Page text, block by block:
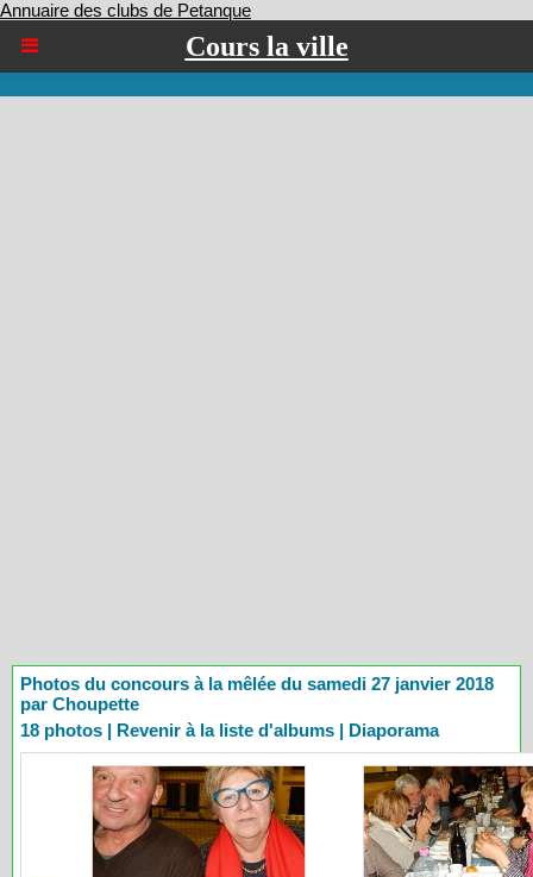
Annuaire des clubs de Petanque
Cours la ville
Photos du concours à la mêlée du samedi 27 janvier 2018
par Choupette
18 photos | Revenir à la liste d'albums | Diaporama